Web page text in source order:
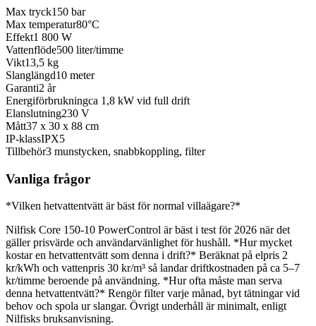
Max tryck150 bar
Max temperatur80°C
Effekt1 800 W
Vattenflöde500 liter/timme
Vikt13,5 kg
Slanglängd10 meter
Garanti2 år
Energiförbrukningca 1,8 kW vid full drift
Elanslutning230 V
Mått37 x 30 x 88 cm
IP-klassIPX5
Tillbehör3 munstycken, snabbkoppling, filter
Vanliga frågor
*Vilken hetvattentvätt är bäst för normal villaägare?*
Nilfisk Core 150-10 PowerControl är bäst i test för 2026 när det
gäller prisvärde och användarvänlighet för hushåll. *Hur mycket
kostar en hetvattentvätt som denna i drift?* Beräknat på elpris 2
kr/kWh och vattenpris 30 kr/m³ så landar driftkostnaden på ca 5–7
kr/timme beroende på användning. *Hur ofta måste man serva
denna hetvattentvätt?* Rengör filter varje månad, byt tätningar vid
behov och spola ur slangar. Övrigt underhåll är minimalt, enligt
Nilfisks bruksanvisning.